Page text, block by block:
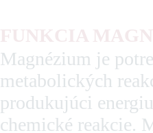
Magnézium je
metabolických
produkujúci
chemické reakcie.